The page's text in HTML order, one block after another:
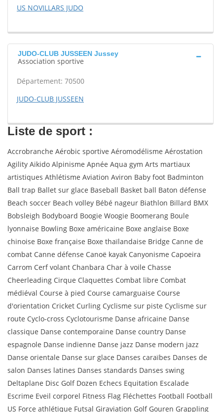
US NOVILLARS JUDO
JUDO-CLUB JUSSEEN Jussey
Association sportive
Département: 70500
JUDO-CLUB JUSSEEN
Liste de sport :
Accrobranche Aérobic sportive Aéromodélisme Aérostation
Agility Aikido Alpinisme Apnée Aqua gym Arts martiaux
artistiques Athlétisme Aviation Aviron Baby foot Badminton
Ball trap Ballet sur glace Baseball Basket ball Baton défense
Beach soccer Beach volley Bébé nageur Biathlon Billard BMX
Bobsleigh Bodyboard Boogie Woogie Boomerang Boule
lyonnaise Bowling Boxe américaine Boxe anglaise Boxe
chinoise Boxe française Boxe thaïlandaise Bridge Canne de
combat Canne défense Canoë kayak Canyonisme Capoeira
Carrom Cerf volant Chanbara Char à voile Chasse
Cheerleading Cirque Claquettes Combat libre Combat
médiéval Course à pied Course camarguaise Course
d'orientation Cricket Curling Cyclisme sur piste Cyclisme sur
route Cyclo-cross Cyclotourisme Danse africaine Danse
classique Danse contemporaine Danse country Danse
espagnole Danse indienne Danse jazz Danse modern jazz
Danse orientale Danse sur glace Danses caraïbes Danses de
salon Danses latines Danses standards Danses swing
Deltaplane Disc Golf Dozen Echecs Equitation Escalade
Escrime Eveil corporel Fitness Flag Fléchettes Football Football
US Force athlétique Futsal Giraviation Golf Gouren Grappling